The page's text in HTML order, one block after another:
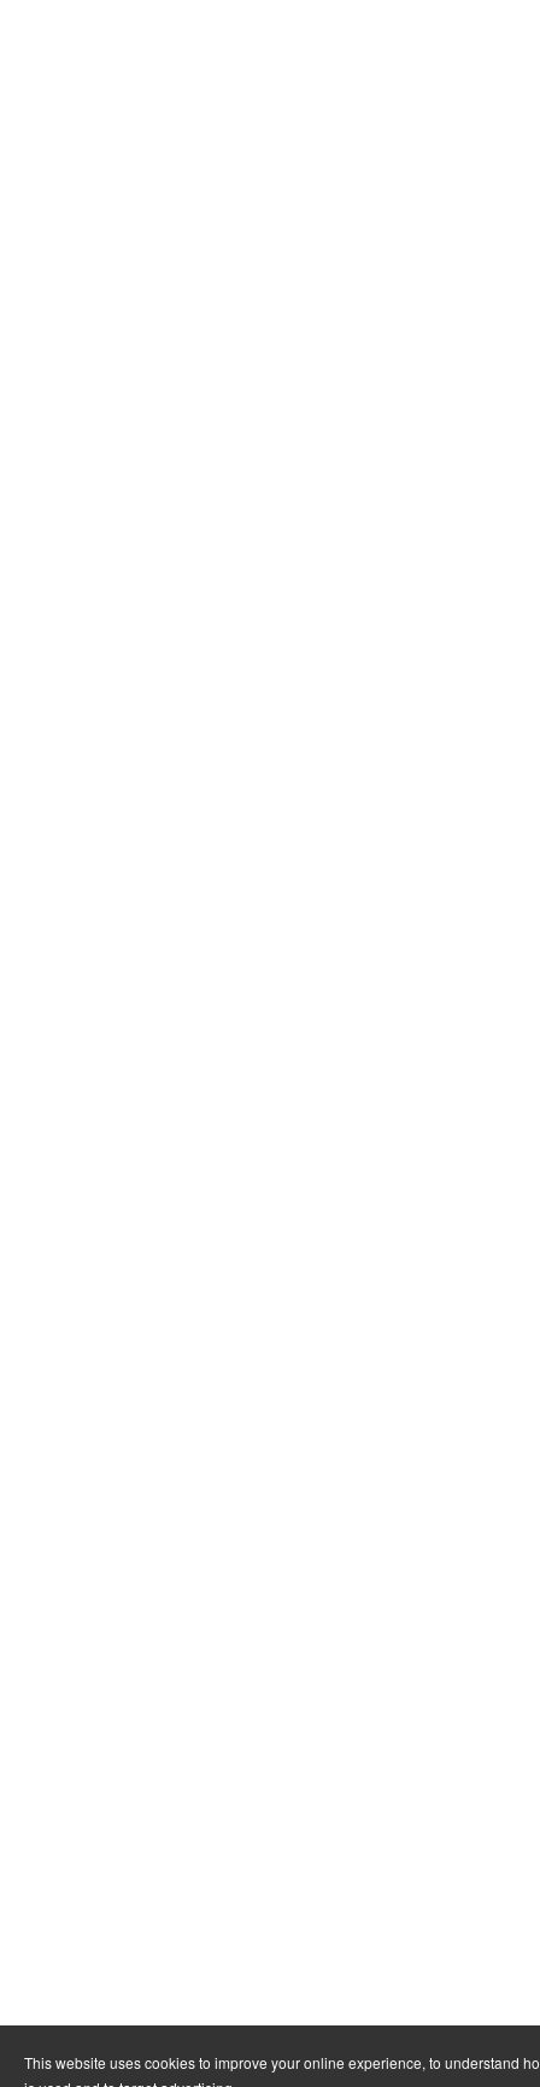
This website uses cookies to improve your online experience, to understand